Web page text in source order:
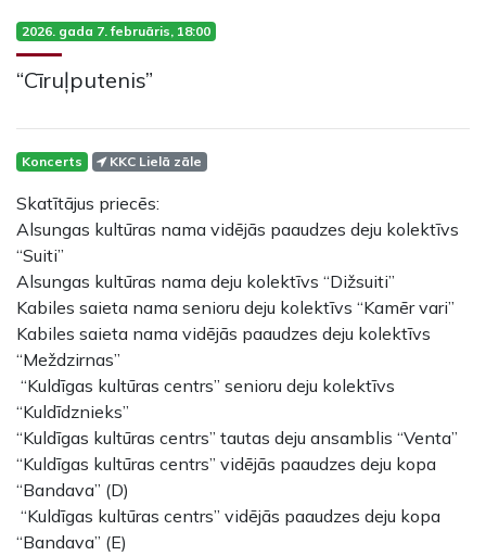
2026. gada 7. februāris, 18:00
“Cīruļputenis”
Koncerts KKC Lielā zāle
Skatītājus priecēs:
Alsungas kultūras nama vidējās paaudzes deju kolektīvs
“Suiti”
Alsungas kultūras nama deju kolektīvs “Dižsuiti”
Kabiles saieta nama senioru deju kolektīvs “Kamēr vari”
Kabiles saieta nama vidējās paaudzes deju kolektīvs
“Meždzirnas”
“Kuldīgas kultūras centrs” senioru deju kolektīvs
“Kuldīdznieks”
“Kuldīgas kultūras centrs” tautas deju ansamblis “Venta”
“Kuldīgas kultūras centrs” vidējās paaudzes deju kopa
“Bandava” (D)
“Kuldīgas kultūras centrs” vidējās paaudzes deju kopa
“Bandava” (E)